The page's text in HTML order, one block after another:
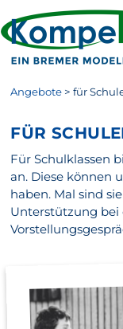
Angebote >für
FÜR
Für Schulklassen
an. Diese können
haben. Mal sind
Unterstützung bei